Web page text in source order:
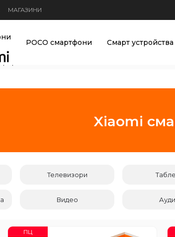
МАГАЗИНИ
POCO смартфони Смарт устройства
Xiaomi
Телевизори
Видео
ПЦ